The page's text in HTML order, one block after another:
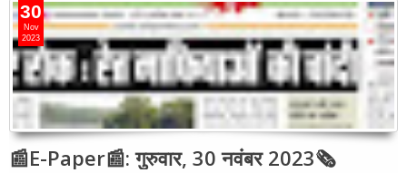
30
Nov
2023
📰E-Paper📰: गुरुवार, 30 नवंबर 2023🗞